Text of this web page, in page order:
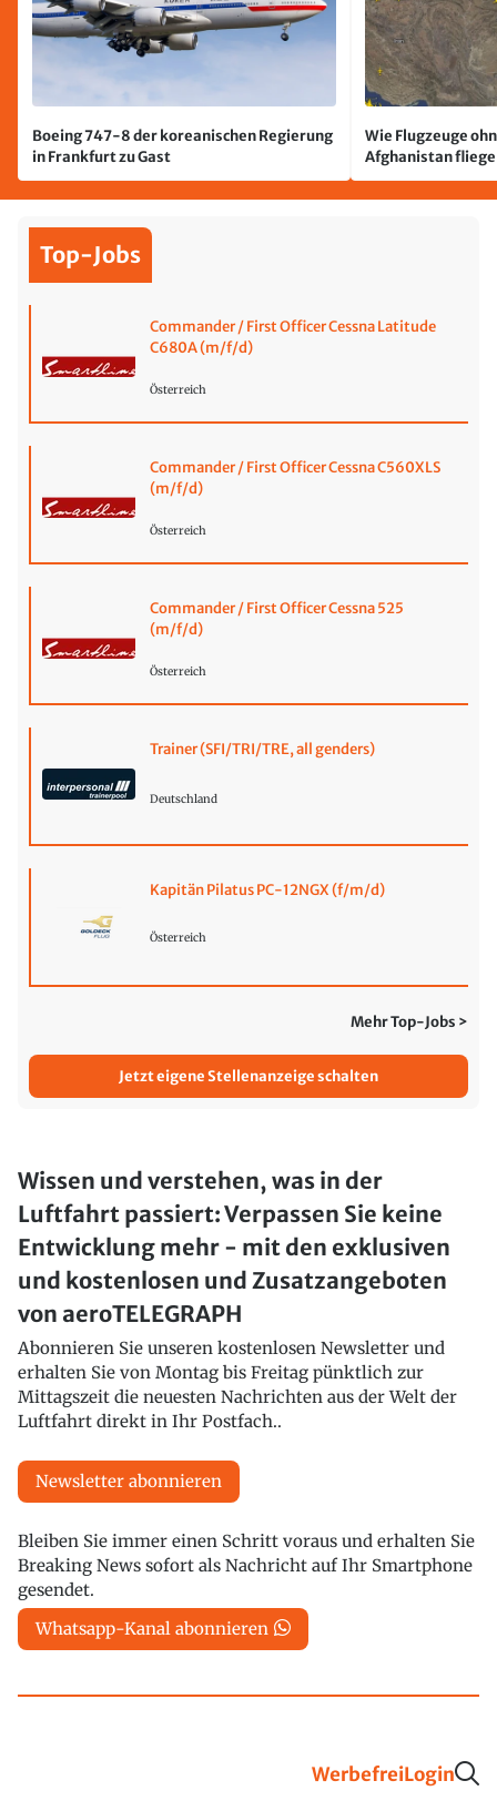
Boeing 747-8 der koreanischen Regierung
in Frankfurt zu Gast
Wie Flugzeuge
Afghanistan
Top-Jobs
Commander / First Officer Cessna Latitude
C680A (m/f/d)
Österreich
Commander / First Officer Cessna C560XLS
(m/f/d)
Österreich
Commander / First Officer Cessna 525
(m/f/d)
Österreich
Trainer (SFI/TRI/TRE, all genders)
Deutschland
Kapitän Pilatus PC-12NGX (f/m/d)
Österreich
Mehr Top-Jobs >
Jetzt eigene Stellenanzeige schalten
Wissen und verstehen, was in der
Luftfahrt passiert: Verpassen Sie keine
Entwicklung mehr - mit den exklusiven
und kostenlosen und Zusatzangeboten
von aeroTELEGRAPH
Abonnieren Sie unseren kostenlosen Newsletter und
erhalten Sie von Montag bis Freitag pünktlich zur
Mittagszeit die neuesten Nachrichten aus der Welt der
Luftfahrt direkt in Ihr Postfach..
Newsletter abonnieren
Bleiben Sie immer einen Schritt voraus und erhalten Sie
Breaking News sofort als Nachricht auf Ihr Smartphone
gesendet.
Whatsapp-Kanal abonnieren
WerbefreiLogin